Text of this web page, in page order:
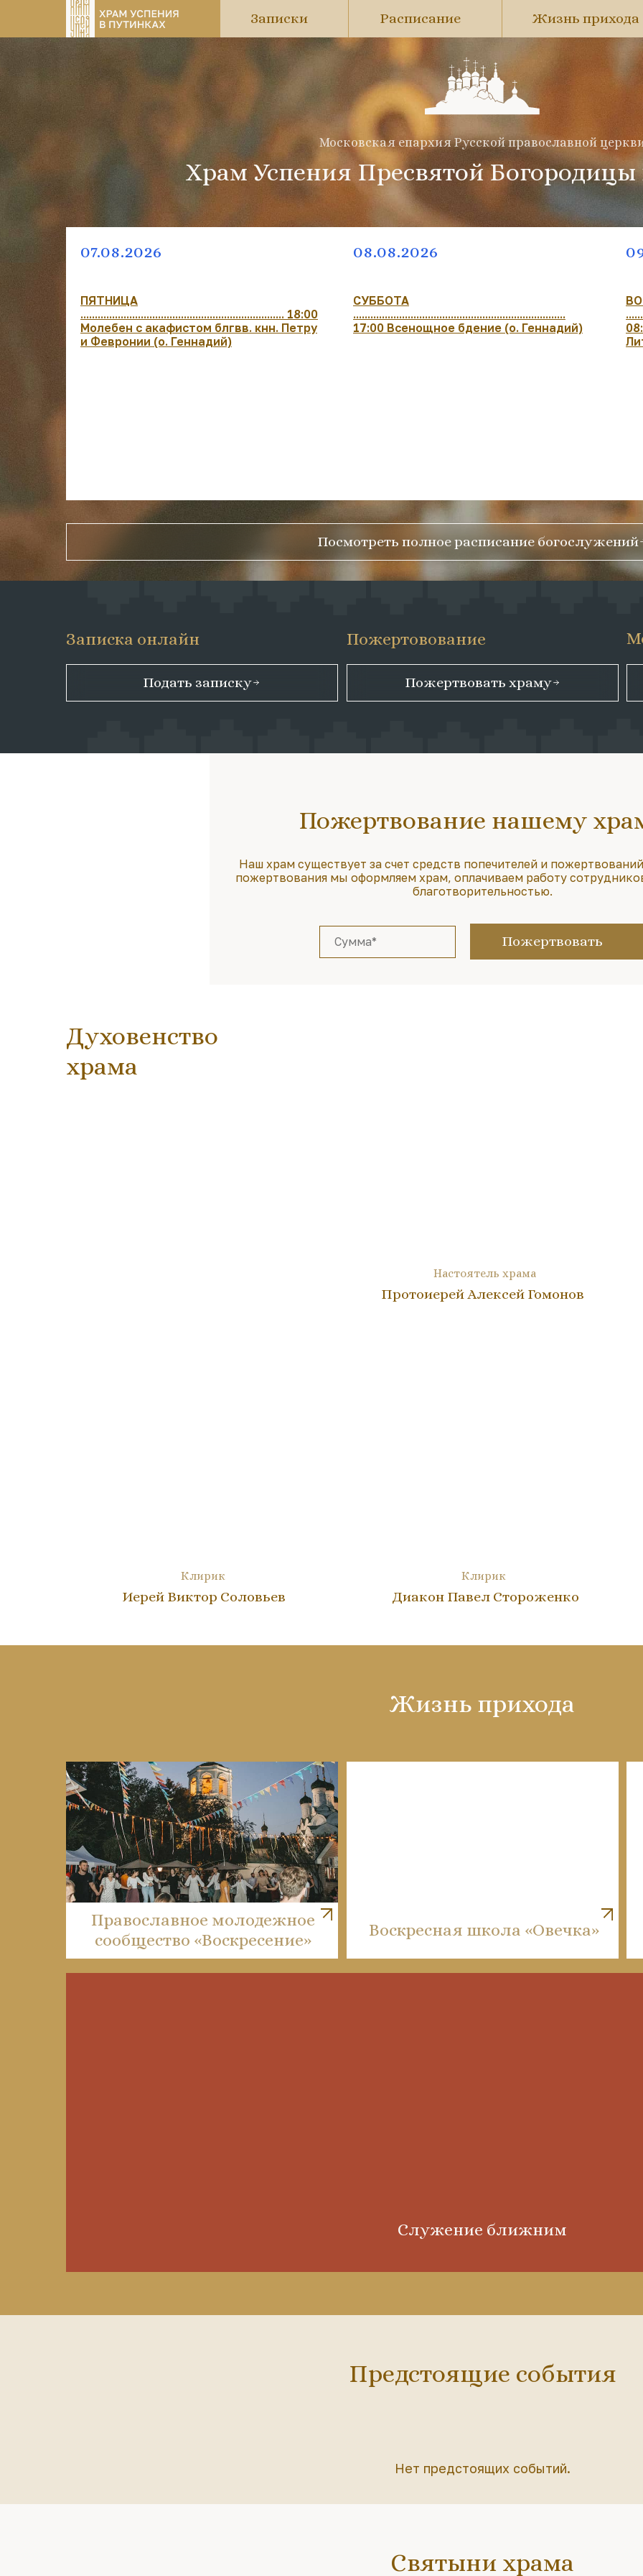
Жизнь прихода
Расписание
Записки
Храм Успения Пресвятой
Московская епархия Русской православной
07.08.2026
ПЯТНИЦА
....................................................................... 18:00
Молебен с акафистом блгвв. кнн. Петру
и Февронии (о. Геннадий)
08.08.2026
СУББОТА
..........................................................................
17:00 Всенощное бдение (о. Геннадий)
Посмотреть полное расписание богослужений
Пожертвовать храму
Подать записку
Пожертовование
Записка онлайн
Пожертвование нашему
Наш храм существует за счет средств попечителей и
пожертвования мы оформляем храм, оплачиваем работу
благотворительностью.
Пожертвовать
Духовенство
храма
Клирик
Диакон Павел Стороженко
Клирик
Иерей Виктор Соловьев
Настоятель храма
Протоиерей Алексей Гомонов
Жизнь прихода
Служение ближним
Воскресная школа «Овечка»
Православное молодежное
сообщество «Воскресение»
Предстоящие события
Нет предстоящих событий.
Святыни храма